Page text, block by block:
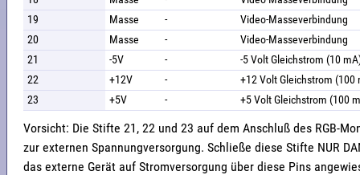
19
Masse -
Video-Masseverbindung
20
Masse -
Video-Masseverbindung
21
-5V -
-5 Volt Gleichstrom (10
22
+12V -
+12 Volt Gleichstrom (100
23
+5V - +5 Volt Gleichstrom (100
Vorsicht: Die Stifte 21, 22 und 23 auf dem Anschluß des RGB-
zur externen Spannungversorgung. Schließe diese Stifte NUR
das externe Gerät auf Stromversorgung über diese Pins